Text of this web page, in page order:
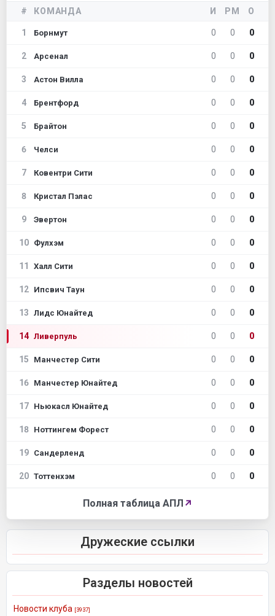
# КОМАНДА И РМ О
1 Борнмут 0 0 0
2 Арсенал 0 0 0
3 Астон Вилла 0 0 0
4 Брентфорд 0 0 0
5 Брайтон 0 0 0
6 Челси 0 0 0
7 Ковентри Сити 0 0 0
8 Кристал Пэлас 0 0 0
9 Эвертон 0 0 0
10 Фулхэм 0 0 0
11 Халл Сити 0 0 0
12 Ипсвич Таун 0 0 0
13 Лидс Юнайтед 0 0 0
14 Ливерпуль 0 0 0
15 Манчестер Сити 0 0 0
16 Манчестер Юнайтед 0 0 0
17 Ньюкасл Юнайтед 0 0 0
18 Ноттингем Форест 0 0 0
19 Сандерленд 0 0 0
20 Тоттенхэм 0 0 0
Полная таблица АПЛ ↗
Дружеские ссылки
Разделы новостей
Новости клуба [3937]